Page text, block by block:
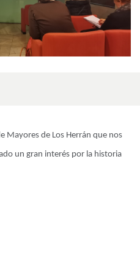
Mayores de Los Herrán que nos
un gran interés por la historia